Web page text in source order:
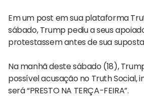
Em um post em sua plataforma
sábado, Trump pediu a seus
protestassem antes de sua
Na manhã deste sábado (18),
possível acusação no Truth Social,
será “PRESTO NA TERÇA-FEIRA”.